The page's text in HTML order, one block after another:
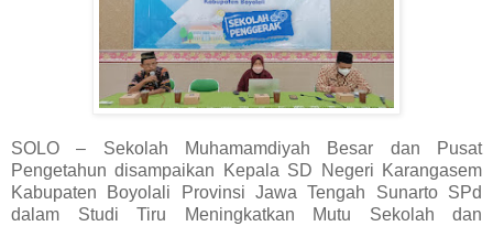
SOLO – Sekolah Muhamamdiyah Besar dan Pusat
Pengetahun disampaikan Kepala SD Negeri Karangasem
Kabupaten Boyolali Provinsi Jawa Tengah Sunarto SPd
dalam Studi Tiru Meningkatkan Mutu Sekolah dan